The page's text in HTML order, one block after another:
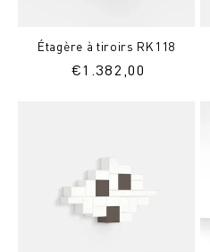
Étagère à tiroirs RK118
Prix
€1.382,00